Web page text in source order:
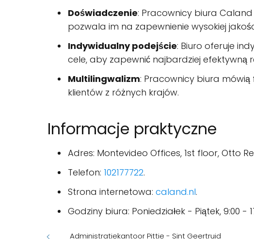
Doświadczenie: Pracownicy biura
pozwala im na zapewnienie wysokiej
Indywidualny podejście: Biuro oferuje
cele, aby zapewnić najbardziej efektywną
Multilingwalizm: Pracownicy biura
klientów z różnych krajów.
Informacje praktyczne
Adres: Montevideo Offices, 1st floor, Otto
Telefon: 102177722.
Strona internetowa: caland.nl.
Godziny biura: Poniedziałek - Piątek, 9:00 -
Administratiekantoor Pittie - Sint Geertruid